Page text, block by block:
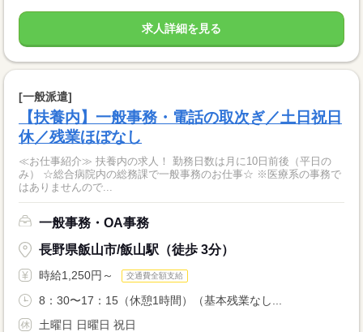
求人詳細を見る
[一般派遣]
【扶養内】一般事務・電話の取次ぎ／土日祝日
休／残業ほぼなし
≪お仕事紹介≫ 扶養内の求人！ 勤務日数は月に10日前後（平日の
み） ☆総合病院内の総務課で一般事務のお仕事☆ ※医療系の事務で
はありませんので...
一般事務・OA事務
長野県飯山市/飯山駅（徒歩 3分）
時給1,250円～ 交通費全額支給
8：30〜17：15（休憩1時間）（基本残業なし...
土曜日 日曜日 祝日